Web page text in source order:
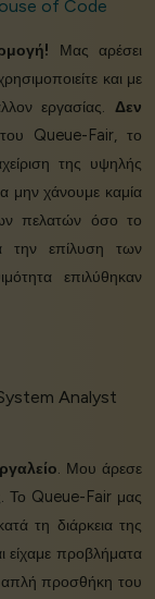
of Code
Μας αρέσει
και με
εργασίας. Δεν
Queue-Fair, το
της υψηλής
μην χάνουμε καμία
πελατών όσο το
την επίλυση των
επιλύθηκαν
Analyst
. Μου άρεσε
Το Queue-Fair μας
τη διάρκεια της
είχαμε προβλήματα
απλή προσθήκη του